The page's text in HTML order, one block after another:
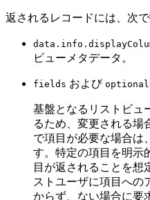
返されるレコードには、次
ビューメタデータ。
fields および
基盤となるリストビュ
るため、変更される場
で項目が必要な場合は、
す。特定の項目を明示
目が返されることを想
ストユーザに項目への
からず、ない場合に要